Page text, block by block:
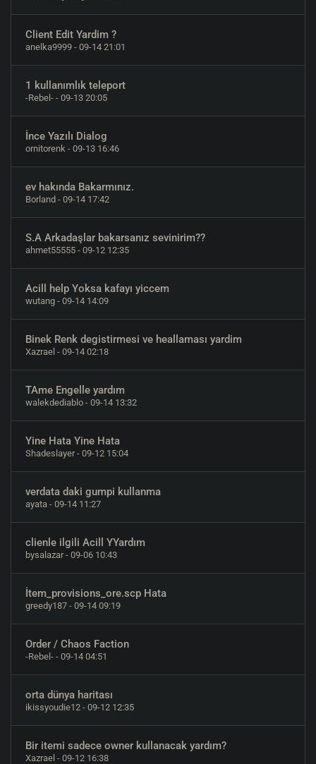
Client Edit Yardim ?
anelka9999 - 09-14 21:01
1 kullanımlık teleport
-Rebel- - 09-13 20:05
İnce Yazılı Dialog
ornitorenk - 09-13 16:46
ev hakında Bakarmınız.
Borland - 09-14 17:42
S.A Arkadaşlar bakarsanız sevinirim??
ahmet55555 - 09-12 12:35
Acill help Yoksa kafayı yiccem
wutang - 09-14 14:09
Binek Renk degistirmesi ve heallaması yardim
Xazrael - 09-14 02:18
TAme Engelle yardım
walekdediablo - 09-14 13:32
Yine Hata Yine Hata
Shadeslayer- 09-12 15:04
verdata daki gumpi kullanma
ayata - 09-14 11:27
clienle ilgili Acill YYardım
bysalazar- 09-06 10:43
İtem_provisions_ore.scp Hata
greedy187 - 09-14 09:19
Order / Chaos Faction
-Rebel- - 09-14 04:51
orta dünya haritası
ikissyoudie12 - 09-12 12:35
Bir itemi sadece owner kullanacak yardım?
Xazrael - 09-12 16:38